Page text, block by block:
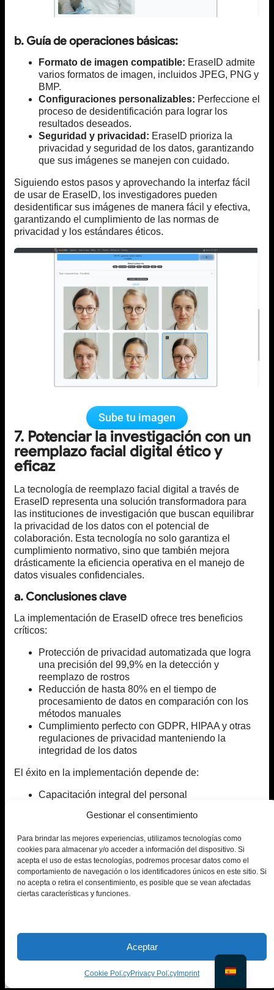
Gestionar el consentimiento
Para brindar las mejores experiencias, utilizamos tecnologías como
cookies para almacenar y/o acceder a información del dispositivo. Si
acepta el uso de estas tecnologías, podremos procesar datos como el
comportamiento de navegación o los identificadores únicos en este sitio. Si
no acepta o retira el consentimiento, es posible que se vean afectadas
ciertas características y funciones.
Aceptar
Cookie PolicyPrivacy Policy Imprint
b. Guía de operaciones básicas:
Formato de imagen compatible: EraseID admite
varios formatos de imagen, incluidos JPEG, PNG y
BMP.
Configuraciones personalizables: Perfeccione el
proceso de desidentificación para lograr los
resultados deseados.
Seguridad y privacidad: EraseID prioriza la
privacidad y seguridad de los datos, garantizando
que sus imágenes se manejen con cuidado.
Siguiendo estos pasos y aprovechando la interfaz fácil
de usar de EraseID, los investigadores pueden
desidentificar sus imágenes de manera fácil y efectiva,
garantizando el cumplimiento de las normas de
privacidad y los estándares éticos.
Sube tu imagen
7. Potenciar la investigación con un
reemplazo facial digital ético y
eficaz
La tecnología de reemplazo facial digital a través de
EraseID representa una solución transformadora para
las instituciones de investigación que buscan equilibrar
la privacidad de los datos con el potencial de
colaboración. Esta tecnología no solo garantiza el
cumplimiento normativo, sino que también mejora
drásticamente la eficiencia operativa en el manejo de
datos visuales confidenciales.
a. Conclusiones clave
La implementación de EraseID ofrece tres beneficios
críticos:
Protección de privacidad automatizada que logra
una precisión del 99,9% en la detección y
reemplazo de rostros
Reducción de hasta 80% en el tiempo de
procesamiento de datos en comparación con los
métodos manuales
Cumplimiento perfecto con GDPR, HIPAA y otras
regulaciones de privacidad manteniendo la
integridad de los datos
El éxito en la implementación depende de:
Capacitación integral del personal
Auditorías y actualizaciones periódicas del sistema
b. Recursos adicionales
El mejor generador de fotografías con IA: la mejor
opción para fotografías profesionales
AI Face Fixer que debes conocer para una gran
Cómo el generador de personajes con inteligencia
artificial genera nuevas ideas
La mejor manera de añadir una sonrisa a una foto